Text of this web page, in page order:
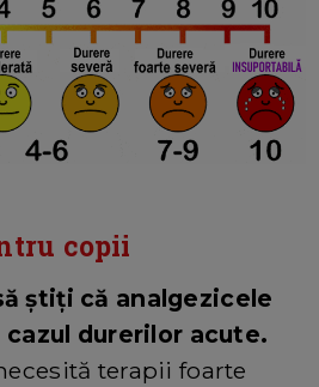
copii
știți că analgezicele
durerilor acute.
terapii foarte